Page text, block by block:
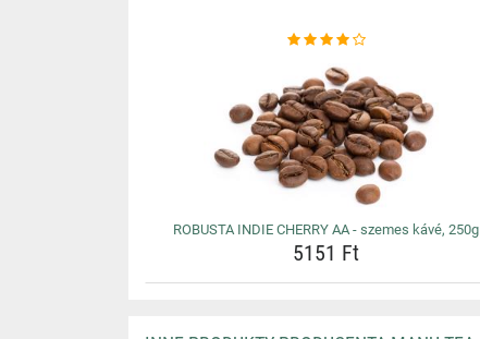
ROBUSTA INDIE CHERRY AA - szemes kávé, 250g
5151 Ft